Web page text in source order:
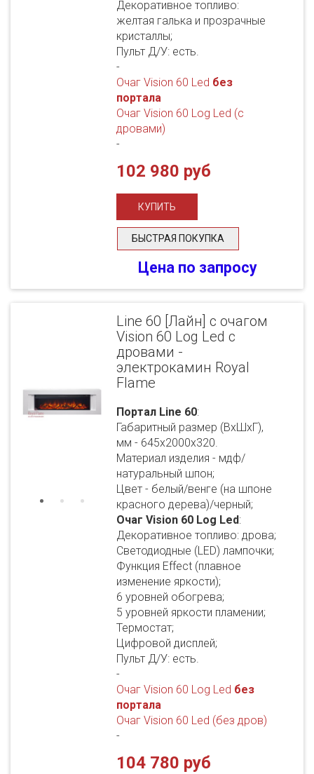
Декоративное топливо:
желтая галька и прозрачные
кристаллы;
Пульт Д/У: есть.
-
Очаг Vision 60 Led без
портала
Очаг Vision 60 Log Led (с
дровами)
-
102 980 руб
БЫСТРАЯ ПОКУПКА
Цена по запросу
Line 60 [Лайн] с очагом
Vision 60 Log Led с
дровами -
электрокамин Royal
Flame
Портал Line 60:
Габаритный размер (ВхШхГ),
мм - 645х2000х320.
Материал изделия - мдф/
натуральный шпон;
Цвет - белый/венге (на шпоне
красного дерева)/черный;
Очаг Vision 60 Log Led:
Декоративное топливо: дрова;
Светодиодные (LED) лампочки;
Функция Effect (плавное
изменение яркости);
6 уровней обогрева;
5 уровней яркости пламении;
Термостат;
Цифровой дисплей;
Пульт Д/У: есть.
-
Очаг Vision 60 Log Led без
портала
Очаг Vision 60 Led (без дров)
-
104 780 руб